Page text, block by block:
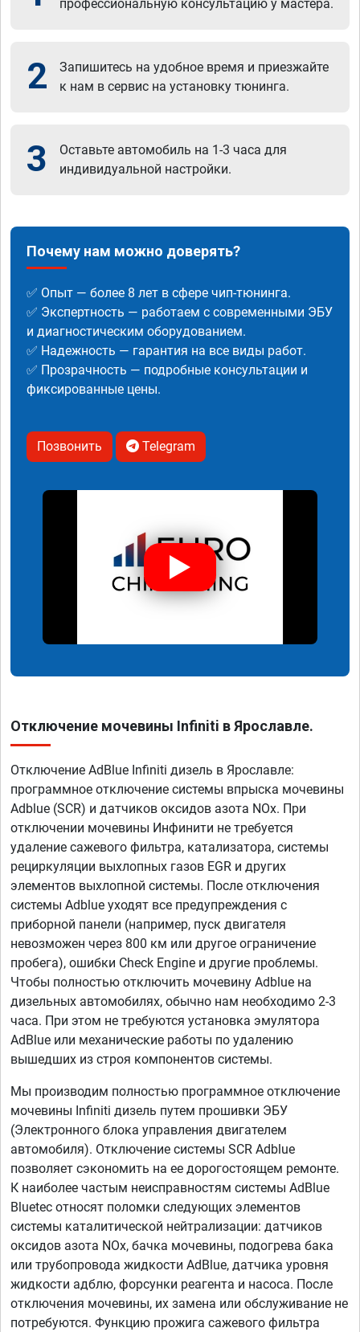
профессиональную консультацию у мастера.
2
Запишитесь на удобное время и приезжайте
к нам в сервис на установку тюнинга.
3
Оставьте автомобиль на 1-3 часа для
индивидуальной настройки.
Почему нам можно доверять?
✅ Опыт — более 8 лет в сфере чип-тюнинга.
✅ Экспертность — работаем с современными ЭБУ
и диагностическим оборудованием.
✅ Надежность — гарантия на все виды работ.
✅ Прозрачность — подробные консультации и
фиксированные цены.
Позвонить Telegram
Отключение мочевины Infiniti в Ярославле.
Отключение AdBlue Infiniti дизель в Ярославле:
программное отключение системы впрыска мочевины
Adblue (SCR) и датчиков оксидов азота NOx. При
отключении мочевины Инфинити не требуется
удаление сажевого фильтра, катализатора, системы
рециркуляции выхлопных газов EGR и других
элементов выхлопной системы. После отключения
системы Adblue уходят все предупреждения с
приборной панели (например, пуск двигателя
невозможен через 800 км или другое ограничение
пробега), ошибки Check Engine и другие проблемы.
Чтобы полностью отключить мочевину Adblue на
дизельных автомобилях, обычно нам необходимо 2-3
часа. При этом не требуются установка эмулятора
AdBlue или механические работы по удалению
вышедших из строя компонентов системы.
Мы производим полностью программное отключение
мочевины Infiniti дизель путем прошивки ЭБУ
(Электронного блока управления двигателем
автомобиля). Отключение системы SCR Adblue
позволяет сэкономить на ее дорогостоящем ремонте.
К наиболее частым неисправностям системы AdBlue
Bluetec относят поломки следующих элементов
системы каталитической нейтрализации: датчиков
оксидов азота NOx, бачка мочевины, подогрева бака
или трубопровода жидкости AdBlue, датчика уровня
жидкости адблю, форсунки реагента и насоса. После
отключения мочевины, их замена или обслуживание не
потребуются. Функцию прожига сажевого фильтра